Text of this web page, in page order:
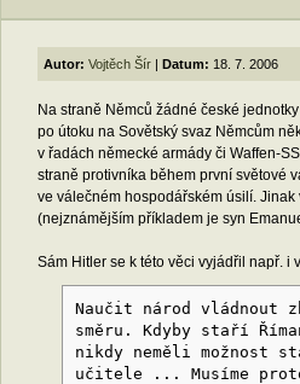
Autor: Vojtěch Šír | Datum: 18. 7. 2006
Na straně Němců žádné české
po útoku na Sovětský svaz Němcům
v řadách německé armády či Waffen-
straně protivníka během první světové
ve válečném hospodářském úsilí.
(nejznámějším příkladem je syn
Sám Hitler se k této věci vyjádřil např. i
Naučit národ vládnout
směru. Kdyby staří
nikdy neměli možnost
učitele ... Musíme